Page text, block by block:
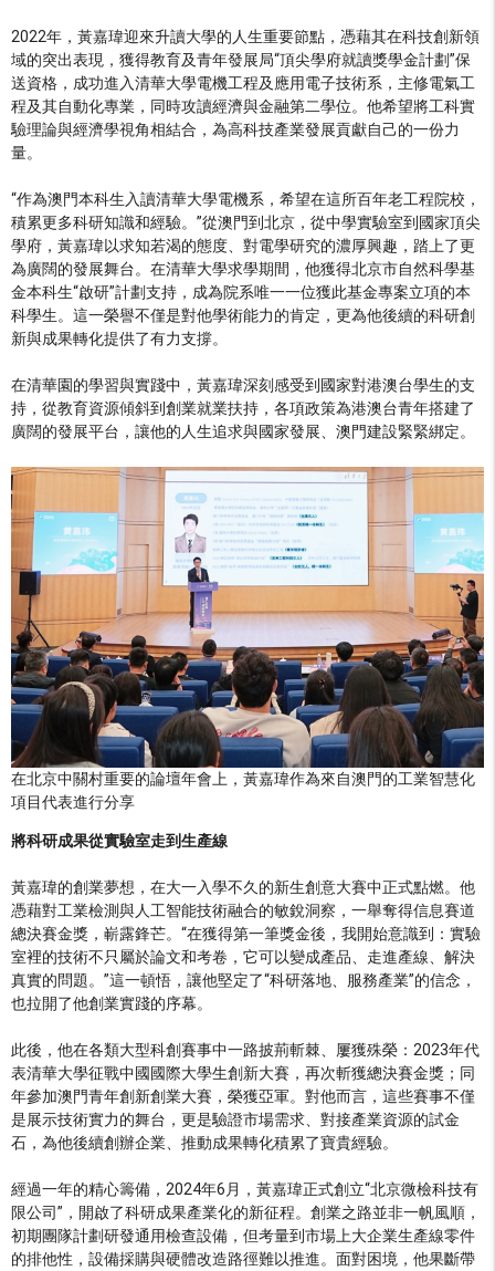
2022年，黃嘉瑋迎來升讀大學的人生重要節點，憑藉其在科技創新領
域的突出表現，獲得教育及青年發展局“頂尖學府就讀獎學金計劃”保
送資格，成功進入清華大學電機工程及應用電子技術系，主修電氣工
程及其自動化專業，同時攻讀經濟與金融第二學位。他希望將工科實
驗理論與經濟學視角相結合，為高科技產業發展貢獻自己的一份力
量。
“作為澳門本科生入讀清華大學電機系，希望在這所百年老工程院校，
積累更多科研知識和經驗。”從澳門到北京，從中學實驗室到國家頂尖
學府，黃嘉瑋以求知若渴的態度、對電學研究的濃厚興趣，踏上了更
為廣闊的發展舞台。在清華大學求學期間，他獲得北京市自然科學基
金本科生“啟研”計劃支持，成為院系唯一一位獲此基金專案立項的本
科學生。這一榮譽不僅是對他學術能力的肯定，更為他後續的科研創
新與成果轉化提供了有力支撐。
在清華園的學習與實踐中，黃嘉瑋深刻感受到國家對港澳台學生的支
持，從教育資源傾斜到創業就業扶持，各項政策為港澳台青年搭建了
廣闊的發展平台，讓他的人生追求與國家發展、澳門建設緊緊綁定。
在北京中關村重要的論壇年會上，黃嘉瑋作為來自澳門的工業智慧化
項目代表進行分享
將科研成果從實驗室走到生產線
黃嘉瑋的創業夢想，在大一入學不久的新生創意大賽中正式點燃。他
憑藉對工業檢測與人工智能技術融合的敏銳洞察，一舉奪得信息賽道
總決賽金獎，嶄露鋒芒。“在獲得第一筆獎金後，我開始意識到：實驗
室裡的技術不只屬於論文和考卷，它可以變成產品、走進產線、解決
真實的問題。”這一頓悟，讓他堅定了“科研落地、服務產業”的信念，
也拉開了他創業實踐的序幕。
此後，他在各類大型科創賽事中一路披荊斬棘、屢獲殊榮：2023年代
表清華大學征戰中國國際大學生創新大賽，再次斬獲總決賽金獎；同
年參加澳門青年創新創業大賽，榮獲亞軍。對他而言，這些賽事不僅
是展示技術實力的舞台，更是驗證市場需求、對接產業資源的試金
石，為他後續創辦企業、推動成果轉化積累了寶貴經驗。
經過一年的精心籌備，2024年6月，黃嘉瑋正式創立“北京微檢科技有
限公司”，開啟了科研成果產業化的新征程。創業之路並非一帆風順，
初期團隊計劃研發通用檢查設備，但考量到市場上大企業生產線零件
的排他性，設備採購與硬體改造路徑難以推進。面對困境，他果斷帶